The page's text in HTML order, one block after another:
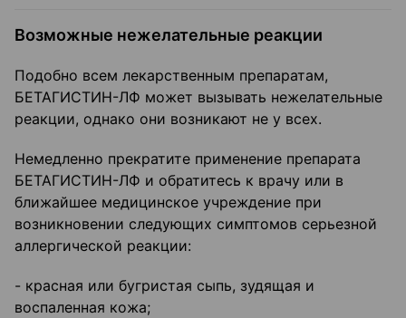
Возможные нежелательные реакции
Подобно всем лекарственным препаратам,
БЕТАГИСТИН-ЛФ может вызывать нежелательные
реакции, однако они возникают не у всех.
Немедленно прекратите применение препарата
БЕТАГИСТИН-ЛФ и обратитесь к врачу или в
ближайшее медицинское учреждение при
возникновении следующих симптомов серьезной
аллергической реакции:
- красная или бугристая сыпь, зудящая и
воспаленная кожа;